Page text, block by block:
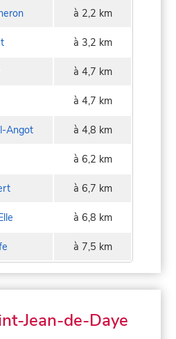
à 2,2 km
à 3,2 km
à 4,7 km
à 4,7 km
Angot à 4,8 km
à 6,2 km
à 6,7 km
à 6,8 km
à 7,5 km
Jean-de-Daye